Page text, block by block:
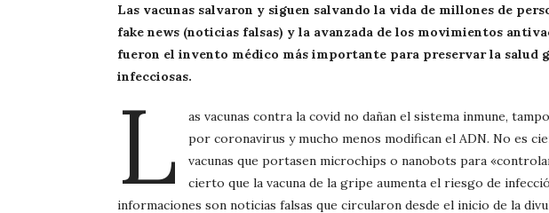
Las vacunas salvaron y siguen salvando la vida de millones de
fake news (noticias falsas) y la avanzada de los movimientos
fueron el invento médico más importante para preservar la salud
infecciosas.
L
as vacunas contra la covid no dañan el sistema inmune,
por coronavirus y mucho menos modifican el ADN. No es
vacunas que portasen microchips o nanobots para
cierto que la vacuna de la gripe aumenta el riesgo de
informaciones son noticias falsas que circularon desde el inicio de la